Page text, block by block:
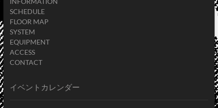
SCHEDULE
FLOOR MAP
SYSTEM
EQUIPMENT
ACCESS
CONTACT
イベントカレンダー